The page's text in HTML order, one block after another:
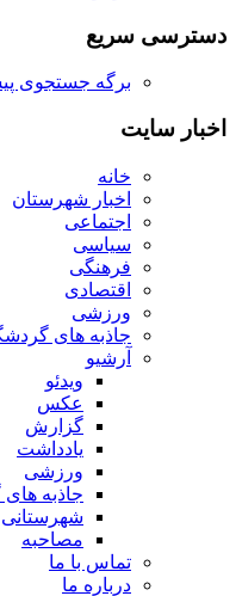
دسترسی سریع
برگه جستجوی
اخبار سایت
خانه
اخبار شهرستان
اجتماعی
سیاسی
فرهنگی
اقتصادی
ورزشی
جاذبه های
آرشیو
ویدئو
عکس
گزارش
یادداشت
ورزشی
جاذبه
شهرستانی
مصاحبه
تماس با ما
درباره ما